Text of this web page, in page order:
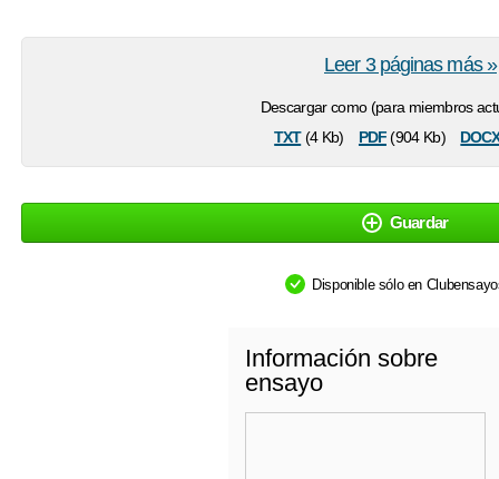
Descargar como (para miembros
txt(4 Kb) pdf(904 Kb)
Leer 3 páginas más »
Guardar
Disponible sólo en
Información sobre
ensayo